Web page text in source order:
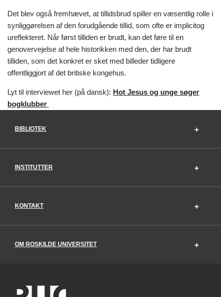
Det blev også fremhævet, at tillidsbrud spiller en væsentlig rolle i
synliggørelsen af den forudgående tillid, som ofte er implicitog
ureflekteret. Når først tilliden er brudt, kan det føre til en
genovervejelse af hele historikken med den, der har brudt
tilliden, som det konkret er sket med billeder tidligere
offentliggjort af det britiske kongehus.
Lyt til interviewet her (på dansk): Hot Jesus og unge søger
bogklubber
BIBLIOTEK
INSTITUTTER
KONTAKT
OM ROSKILDE UNIVERSITET